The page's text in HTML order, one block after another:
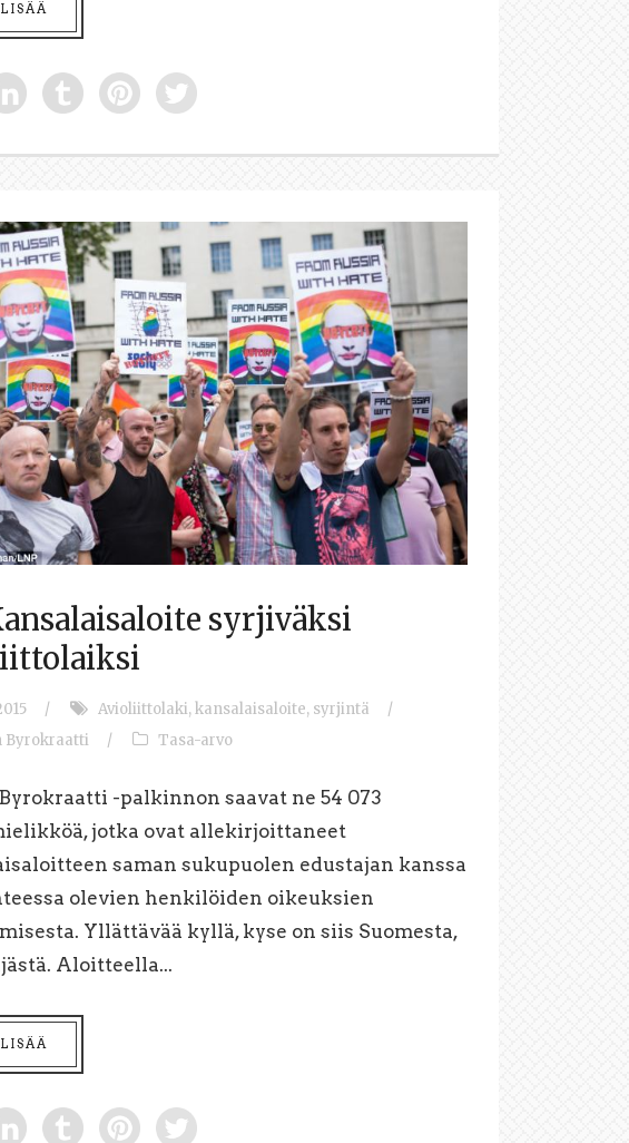
syrjiväksi
/ Avioliittolaki,kansalaisaloite, syrjintä
/
Byrokraatti
/ Tasa-arvo
-palkinnon saavat ne 54 073
jotka ovat allekirjoittaneet
saman sukupuolen edustajan kanssa
olevien henkilöiden oikeuksien
Yllättävää kyllä, kyse on siis Suomesta,
Aloitteella...